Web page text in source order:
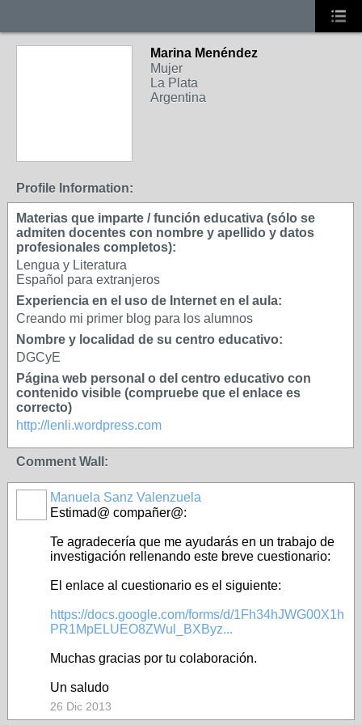
Marina Menéndez
Mujer
La Plata
Argentina
Profile Information:
Materias que imparte / función educativa (sólo se
admiten docentes con nombre y apellido y datos
profesionales completos):
Lengua y Literatura
Español para extranjeros
Experiencia en el uso de Internet en el aula:
Creando mi primer blog para los alumnos
Nombre y localidad de su centro educativo:
DGCyE
Página web personal o del centro educativo con
contenido visible (compruebe que el enlace es
correcto)
http://lenli.wordpress.com
Comment Wall:
Manuela Sanz Valenzuela
Estimad@ compañer@:
Te agradecería que me ayudarás en un trabajo de
investigación rellenando este breve cuestionario:
El enlace al cuestionario es el siguiente:
https://docs.google.com/forms/d/1Fh34hJWG00X1h
PR1MpELUEO8ZWul_BXByz...
Muchas gracias por tu colaboración.
Un saludo
26 Dic 2013